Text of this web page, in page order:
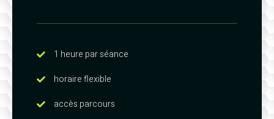
1 heure par séance
horaire flexible
accès parcours